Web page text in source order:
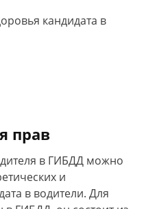
кандидата в
прав
в ГИБДД можно
и
в водители. Для